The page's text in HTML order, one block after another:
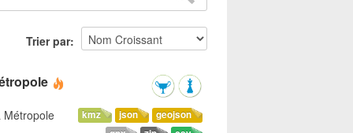
Trier par
geojson
json
kmz
Métropole